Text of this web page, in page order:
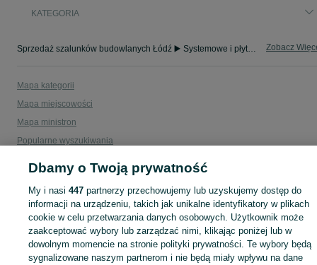
KATEGORIA
Sprzedaż szalunków budowlanych Łódź ▶️ Systemowe i płytowe do betonu w atrakcyjnych cenach ✅ Szeroki wybór ✌ Sprawdź oferty i kupuj na OLX.pl! Zobacz
Mapa kategorii
Mapa miejscowości
Mapa ministron
Popularne wyszukiwania
Dbamy o Twoją prywatność
My i nasi447 partnerzy przechowujemy lub uzyskujemy dostęp do
informacji na urządzeniu, takich jak unikalne identyfikatory w plikach
cookie w celu przetwarzania danych osobowych. Użytkownik może
zaakceptować wybory lub zarządzać nimi, klikając poniżej lub w
dowolnym momencie na stronie polityki prywatności. Te wybory będą
sygnalizowane naszym partnerom i nie będą miały wpływu na dane